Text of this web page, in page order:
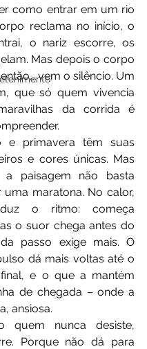
como entrar em um rio
reclama no início, o
o nariz escorre, os
Mas depois o corpo
vem o silêncio. Um
que só quem vivencia
da corrida é
e cores únicas. Mas
a paisagem não basta
uma maratona. No calor,
o ritmo: começa
o suor chega antes do
passo exige mais. O
dá mais voltas até o
e o que a mantém
de chegada – onde a
ansiosa.
Porque não dá para